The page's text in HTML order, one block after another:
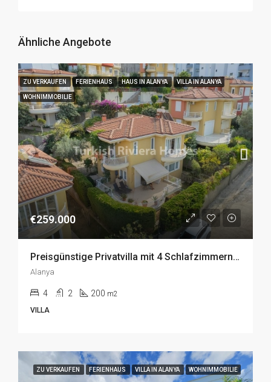
Ähnliche Angebote
ZU VERKAUFEN FERIENHAUS HAUS IN ALANYA VILLA IN ALANYA
WOHNIMMOBILIE
€259.000
Preisgünstige Privatvilla mit 4 Schlafzimmern zum Verkauf in Kargicak, Alanya
Alanya
4 2 200 m2
VILLA
ZU VERKAUFEN FERIENHAUS VILLA IN ALANYA WOHNIMMOBILIE